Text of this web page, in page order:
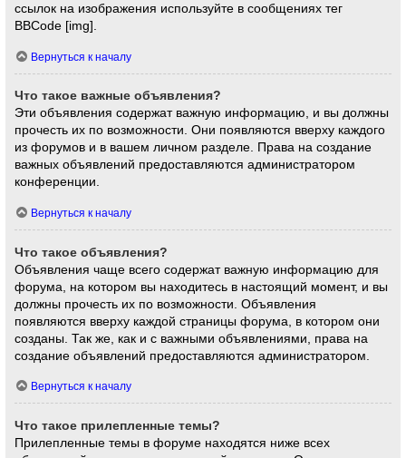
ссылок на изображения используйте в сообщениях тег
BBCode [img].
Вернуться к началу
Что такое важные объявления?
Эти объявления содержат важную информацию, и вы должны
прочесть их по возможности. Они появляются вверху каждого
из форумов и в вашем личном разделе. Права на создание
важных объявлений предоставляются администратором
конференции.
Вернуться к началу
Что такое объявления?
Объявления чаще всего содержат важную информацию для
форума, на котором вы находитесь в настоящий момент, и вы
должны прочесть их по возможности. Объявления
появляются вверху каждой страницы форума, в котором они
созданы. Так же, как и с важными объявлениями, права на
создание объявлений предоставляются администратором.
Вернуться к началу
Что такое прилепленные темы?
Прилепленные темы в форуме находятся ниже всех